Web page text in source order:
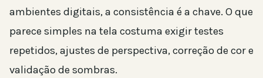
ambientes digitais, a consistência é a chave. O que
parece simples na tela costuma exigir testes
repetidos, ajustes de perspectiva, correção de cor e
validação de sombras.